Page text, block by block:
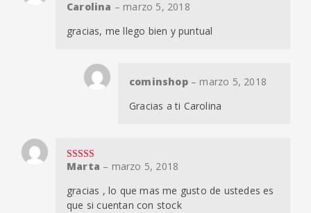
Valorado en
Carolina – marzo 5, 2018
gracias, me llego bien y puntual
cominshop – marzo 5, 2018
Gracias a ti Carolina
Valorado en
Marta – marzo 5, 2018
gracias , lo que mas me gusto de ustedes es
que si cuentan con stock